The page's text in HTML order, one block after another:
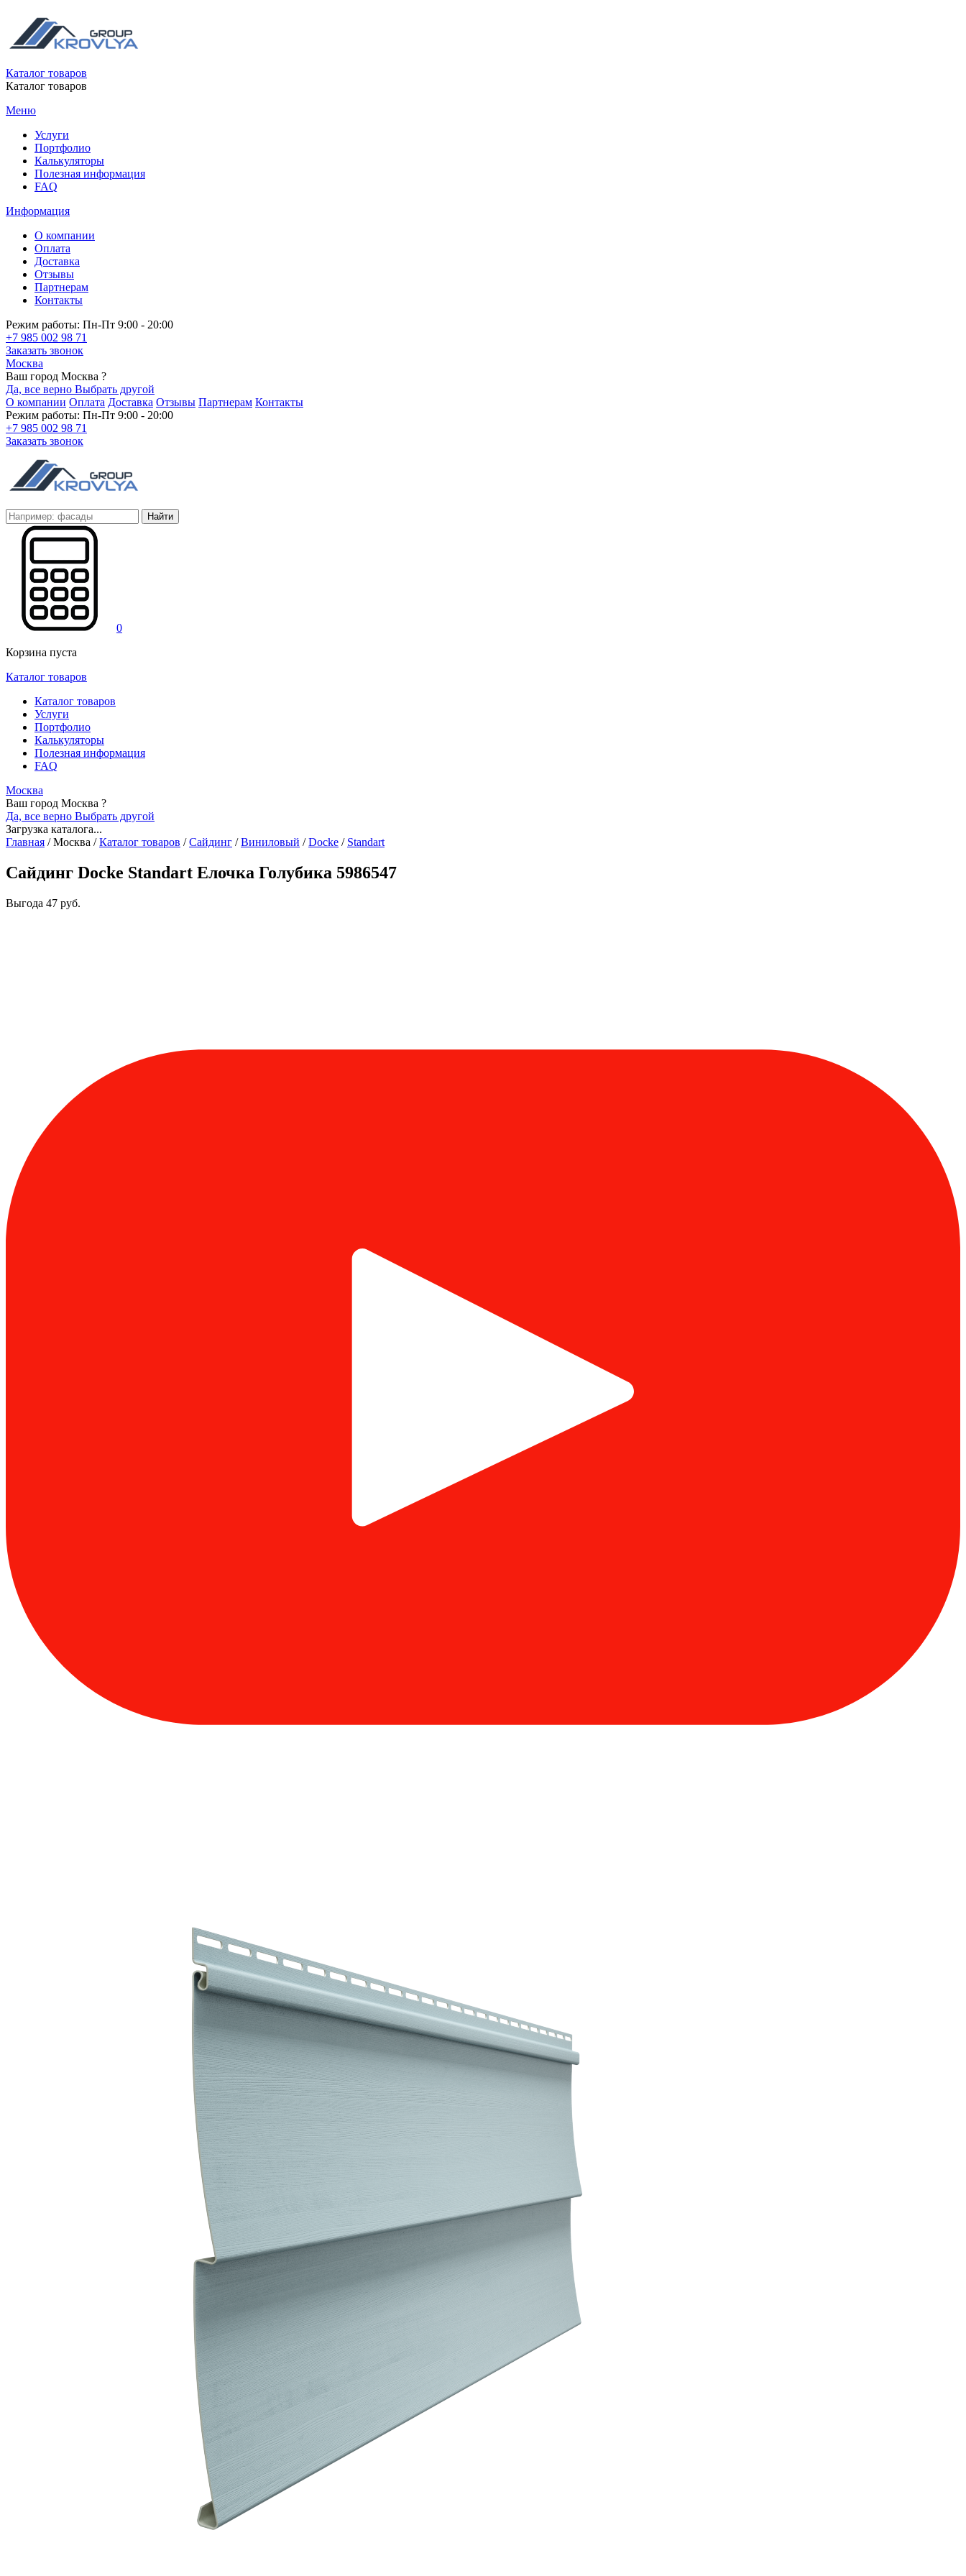
Каталог товаров
Каталог товаров
Меню
Услуги
Портфолио
Калькуляторы
Полезная информация
FAQ
Информация
О компании
Оплата
Доставка
Отзывы
Партнерам
Контакты
Режим работы: Пн-Пт 9:00 - 20:00
+7 985 002 98 71
Заказать звонок
Москва
Ваш город Москва ?
Да, все верно Выбрать другой
О компании Оплата Доставка Отзывы Партнерам Контакты
Режим работы: Пн-Пт 9:00 - 20:00
+7 985 002 98 71
Заказать звонок
Найти
0
Корзина пуста
Каталог товаров
Каталог товаров
Услуги
Портфолио
Калькуляторы
Полезная информация
FAQ
Москва
Ваш город Москва ?
Да, все верно Выбрать другой
Загрузка каталога...
Главная /Москва / Каталог товаров / Сайдинг / Виниловый / Docke / Standart
Сайдинг Docke Standart Елочка Голубика 5986547
Выгода 47 руб.